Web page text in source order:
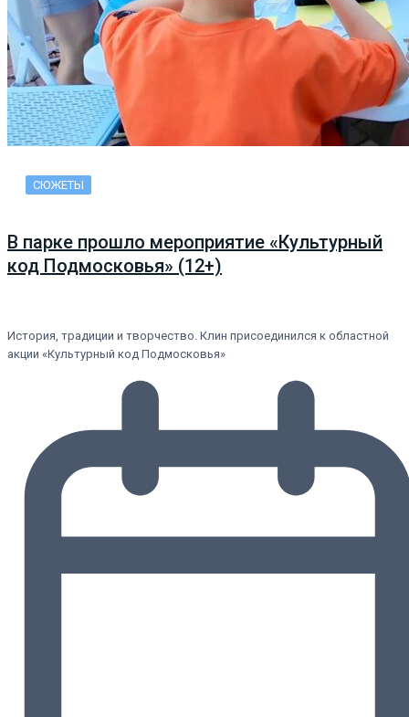
СЮЖЕТЫ
В парке прошло мероприятие «Культурный
код Подмосковья» (12+)
История, традиции и творчество. Клин присоединился к областной
акции «Культурный код Подмосковья»